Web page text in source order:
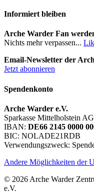
Informiert bleiben
Arche Warder Fan
Nichts mehr verpassen...
Email-Newsletter der
Jetzt abonnieren
Spendenkonto
Arche Warder e.V.
Sparkasse Mittelholstein AG
IBAN: DE66 2145 0000
BIC: NOLADE21RDB
Verwendungszweck:
Andere Möglichkeiten der
© 2026 Arche Warder
e.V.